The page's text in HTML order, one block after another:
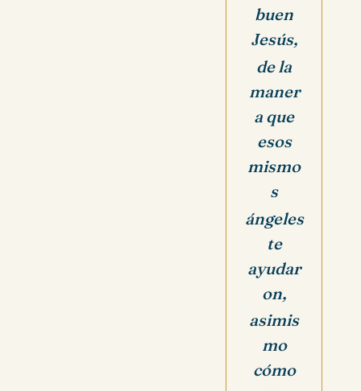
buen
Jesús,
de la
maner
a que
esos
mismo
s
ángeles
te
ayudar
on,
asimis
mo
cómo